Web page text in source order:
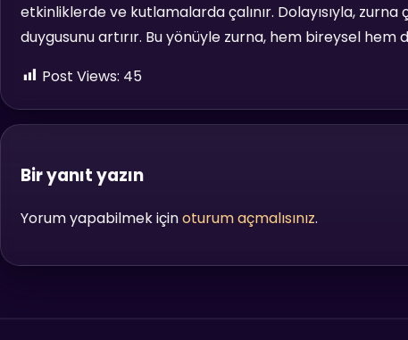
etkinliklerde ve kutlamalarda çalınır. Dolayısıyla,
duygusunu artırır. Bu yönüyle zurna, hem bireysel
Post Views: 45
Bir yanıt yazın
Yorum yapabilmek içinoturum açmalısınız.